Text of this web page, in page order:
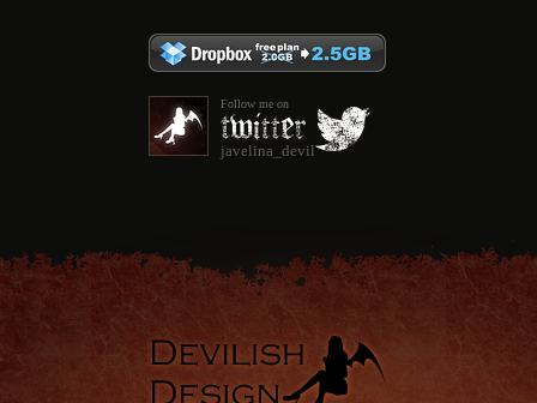
Follow me on
javelina_devil